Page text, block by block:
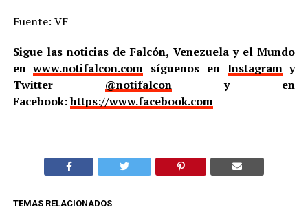
Fuente: VF
Sigue las noticias de Falcón, Venezuela y el Mundo
enwww.notifalcon.com síguenos en Instagramy
Twitter @notifalcony en
Facebook:https://www.facebook.com
TEMAS RELACIONADOS